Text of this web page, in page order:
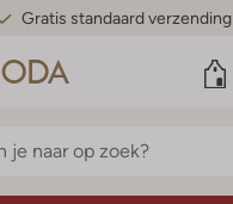
Gratis standaard